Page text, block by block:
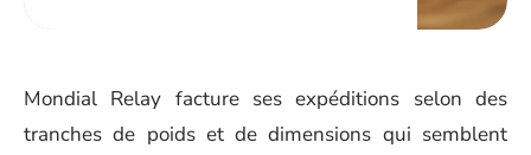
Mondial Relay facture ses expéditions selon des
tranches de poids et de dimensions qui semblent